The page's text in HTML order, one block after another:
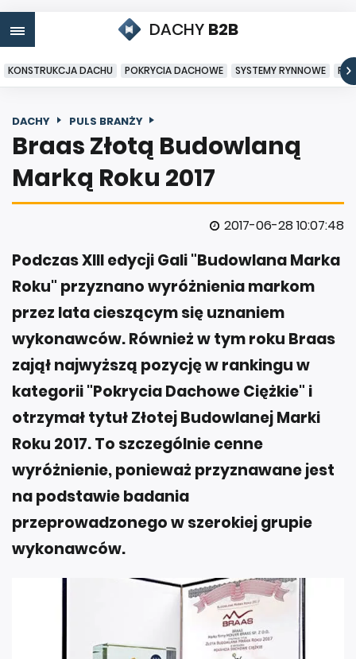
DACHY B2B
KONSTRUKCJA DACHU POKRYCIA DACHOWE SYSTEMY RYNNOWE
DACHY PULS BRANŻY
Braas Złotą Budowlaną
Marką Roku 2017
2017-06-28 10:07:48
Podczas XIII edycji Gali "Budowlana Marka
Roku" przyznano wyróżnienia markom
przez lata cieszącym się uznaniem
wykonawców. Również w tym roku Braas
zajął najwyższą pozycję w rankingu w
kategorii "Pokrycia Dachowe Ciężkie" i
otrzymał tytuł Złotej Budowlanej Marki
Roku 2017. To szczególnie cenne
wyróżnienie, ponieważ przyznawane jest
na podstawie badania
przeprowadzonego w szerokiej grupie
wykonawców.